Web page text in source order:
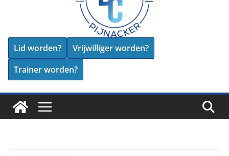
Lid worden?
Vrijwilliger worden?
Trainer worden?